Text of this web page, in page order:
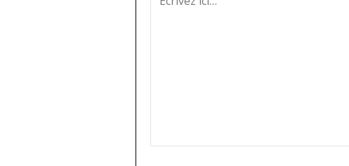
ici…